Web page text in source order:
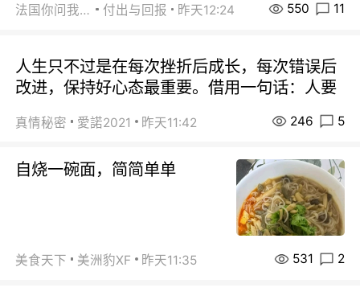
法国你问我答 付出与回报 昨天12:24 550 11
人生只不过是在每次挫折后成长，每次错误后
改进，保持好心态最重要。借用一句话：人要
真情秘密 愛諾2021 昨天11:42 246 5
自烧一碗面，简简单单
美食天下 美洲豹XF 昨天11:35 531 2